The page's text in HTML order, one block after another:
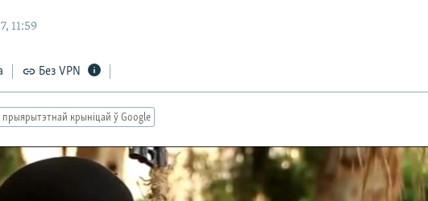
11:59
Без VPN
прыярытэтнай крыніцай ў Google